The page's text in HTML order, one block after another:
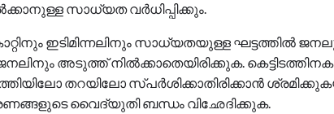
സാധ്യത വർധിപ്പിക്കും.
ഇടിമിന്നലിനും സാധ്യതയുള്ള ഘട്ടത്തിൽ
അടുത്ത് നിൽക്കാതെയിരിക്കുക.
തറയിലോ സ്പർശിക്കാതിരിക്കാൻ
വൈദ്യുതി ബന്ധം വിഛേദിക്കുക.